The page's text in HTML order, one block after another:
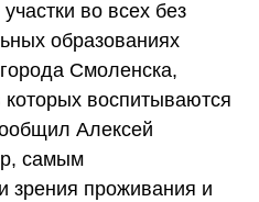
во всех без
образованиях
Смоленска,
воспитываются
Алексей
самым
зрения проживания и